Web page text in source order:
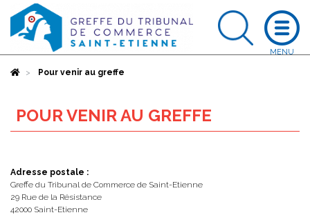
AccueilPour venir au greffe
POUR VENIR AU GREFFE
Adresse postale :
Greffe du Tribunal de Commerce de Saint-Etienne
29 Rue de la Résistance
42000 Saint-Etienne